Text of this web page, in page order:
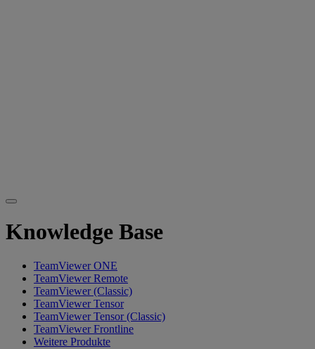
Knowledge Base
TeamViewer ONE
TeamViewer Remote
TeamViewer (Classic)
TeamViewer Tensor
TeamViewer Tensor (Classic)
TeamViewer Frontline
Weitere Produkte